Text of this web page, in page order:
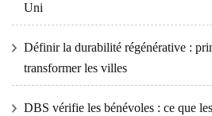
Uni
Définir la durabilité régénérative :
transformer les villes
DBS vérifie les bénévoles : ce que